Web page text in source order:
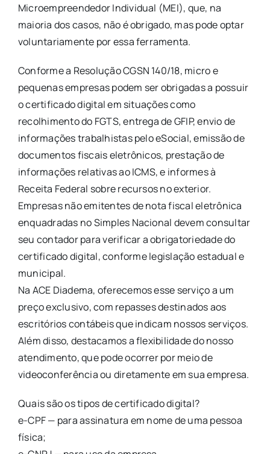
Microempreendedor Individual (MEI), que, na
maioria dos casos, não é obrigado, mas pode optar
voluntariamente por essa ferramenta.
Conforme a Resolução CGSN 140/18, micro e
pequenas empresas podem ser obrigadas a possuir
o certificado digital em situações como
recolhimento do FGTS, entrega de GFIP, envio de
informações trabalhistas pelo eSocial, emissão de
documentos fiscais eletrônicos, prestação de
informações relativas ao ICMS, e informes à
Receita Federal sobre recursos no exterior.
Empresas não emitentes de nota fiscal eletrônica
enquadradas no Simples Nacional devem consultar
seu contador para verificar a obrigatoriedade do
certificado digital, conforme legislação estadual e
municipal.
Na ACE Diadema, oferecemos esse serviço a um
preço exclusivo, com repasses destinados aos
escritórios contábeis que indicam nossos serviços.
Além disso, destacamos a flexibilidade do nosso
atendimento, que pode ocorrer por meio de
videoconferência ou diretamente em sua empresa.
Quais são os tipos de certificado digital?
e-CPF — para assinatura em nome de uma pessoa
física;